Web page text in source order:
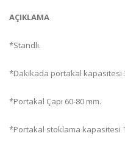
AÇIKLAMA
*Standlı.
*Dakikada portakal kapasitesi
*Portakal Çapı 60-80 mm.
*Portakal stoklama kapasitesi